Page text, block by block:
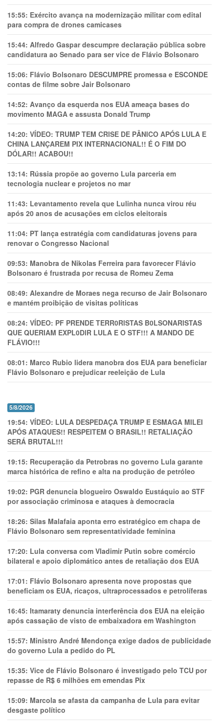
15:55: Exército avança na modernização militar com edital
para compra de drones camicases
15:44: Alfredo Gaspar descumpre declaração pública sobre
candidatura ao Senado para ser vice de Flávio Bolsonaro
15:06: Flávio Bolsonaro DESCUMPRE promessa e ESCONDE
contas de filme sobre Jair Bolsonaro
14:52: Avanço da esquerda nos EUA ameaça bases do
movimento MAGA e assusta Donald Trump
14:20: VÍDEO: TRUMP TEM CRlSE DE PÂNlCO APÓS LULA E
CHINA LANÇAREM PIX INTERNACIONAL!! É O FIM DO
DÓLAR!! ACABOU!!
13:14: Rússia propõe ao governo Lula parceria em
tecnologia nuclear e projetos no mar
11:43: Levantamento revela que Lulinha nunca virou réu
após 20 anos de acusações em ciclos eleitorais
11:04: PT lança estratégia com candidaturas jovens para
renovar o Congresso Nacional
09:53: Manobra de Nikolas Ferreira para favorecer Flávio
Bolsonaro é frustrada por recusa de Romeu Zema
08:49: Alexandre de Moraes nega recurso de Jair Bolsonaro
e mantém proibição de visitas políticas
08:24: VÍDEO: PF PRENDE TERR0RlSTAS B0LSONARlSTAS
QUE QUERIAM EXPL0DlR LULA E O STF!!! A MANDO DE
FLÁVIO!!!
08:01: Marco Rubio lidera manobra dos EUA para beneficiar
Flávio Bolsonaro e prejudicar reeleição de Lula
5/8/2026
19:54: VÍDEO: LULA DESPEDAÇA TRUMP E ESMAGA MILEI
APÓS ATAQUES!! RESPEITEM O BRASIL!! RETALIAÇÃO
SERÁ BRUTAL!!!
19:15: Recuperação da Petrobras no governo Lula garante
marca histórica de refino e alta na produção de petróleo
19:02: PGR denuncia blogueiro Oswaldo Eustáquio ao STF
por associação criminosa e ataques à democracia
18:26: Silas Malafaia aponta erro estratégico em chapa de
Flávio Bolsonaro sem representatividade feminina
17:20: Lula conversa com Vladimir Putin sobre comércio
bilateral e apoio diplomático antes de retaliação dos EUA
17:01: Flávio Bolsonaro apresenta nove propostas que
beneficiam os EUA, ricaços, ultraprocessados e petrolíferas
16:45: Itamaraty denuncia interferência dos EUA na eleição
após cassação de visto de embaixadora em Washington
15:57: Ministro André Mendonça exige dados de publicidade
do governo Lula a pedido do PL
15:35: Vice de Flávio Bolsonaro é investigado pelo TCU por
repasse de R$ 6 milhões em emendas Pix
15:09: Marcola se afasta da campanha de Lula para evitar
desgaste político